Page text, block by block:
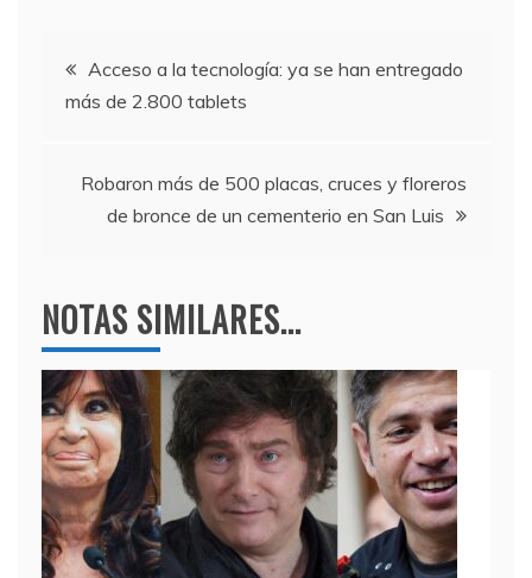
b
o
k
a
m
A
Navegación
de
entradas
Acceso a la tecnología: ya se han entregado
más de 2.800 tablets
Robaron más de 500 placas, cruces y floreros
de bronce de un cementerio en San Luis
NOTAS SIMILARES...